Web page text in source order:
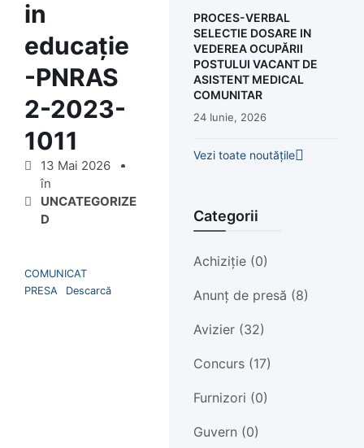
in
educație
-PNRAS
2-2023-
1011
13 Mai 2026
în
UNCATEGORIZE
D
COMUNICAT
PRESA
Descarcă
PROCES-VERBAL
SELECTIE DOSARE IN
VEDEREA OCUPĂRII
POSTULUI VACANT DE
ASISTENT MEDICAL
COMUNITAR
24 Iunie, 2026
Vezi toate noutățile
Categorii
Achiziție (0)
Anunț de presă (8)
Avizier (32)
Concurs (17)
Furnizori (0)
Guvern (0)